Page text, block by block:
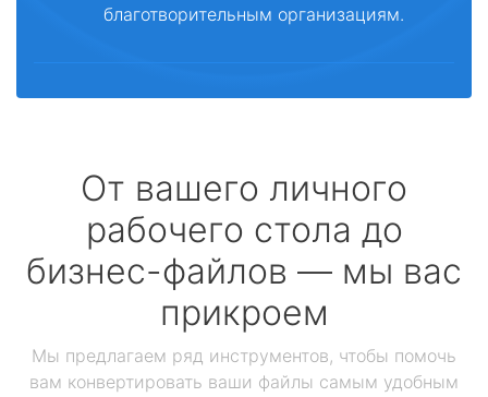
благотворительным организациям.
От вашего личного
рабочего стола до
бизнес-файлов — мы вас
прикроем
Мы предлагаем ряд инструментов, чтобы помочь
вам конвертировать ваши файлы самым удобным